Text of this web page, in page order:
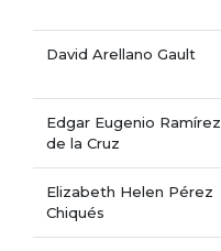
David Arellano Gault
Edgar Eugenio Ramírez
de la Cruz
Elizabeth Helen Pérez
Chiqués